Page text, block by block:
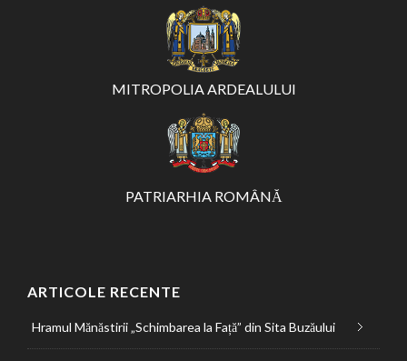
MITROPOLIA ARDEALULUI
PATRIARHIA ROMÂNĂ
ARTICOLE RECENTE
Hramul Mănăstirii „Schimbarea la Față” din Sita Buzăului